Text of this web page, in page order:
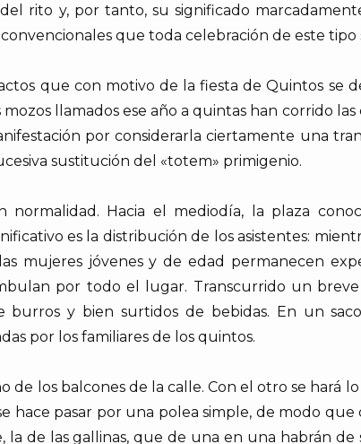
rito y, por tanto, su significado
que toda celebración de este tipo
que con motivo de la fiesta de Quintos se
llamados ese año a quintas han corrido
por considerarla ciertamente una
sustitución del «totem» primigenio.
Hacia el mediodía, la plaza
es la distribución de los asistentes:
mujeres jóvenes y de edad permanecen
por todo el lugar. Transcurrido un
y bien surtidos de bebidas. En un
por los familiares de los quintos.
de los balcones de la calle. Con el otro se hará
hace pasar por una polea simple, de modo que
de las gallinas, que de una en una habrán de